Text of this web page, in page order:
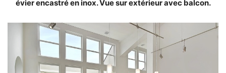
évier encastré en inox. Vue sur extérieur avec balcon.